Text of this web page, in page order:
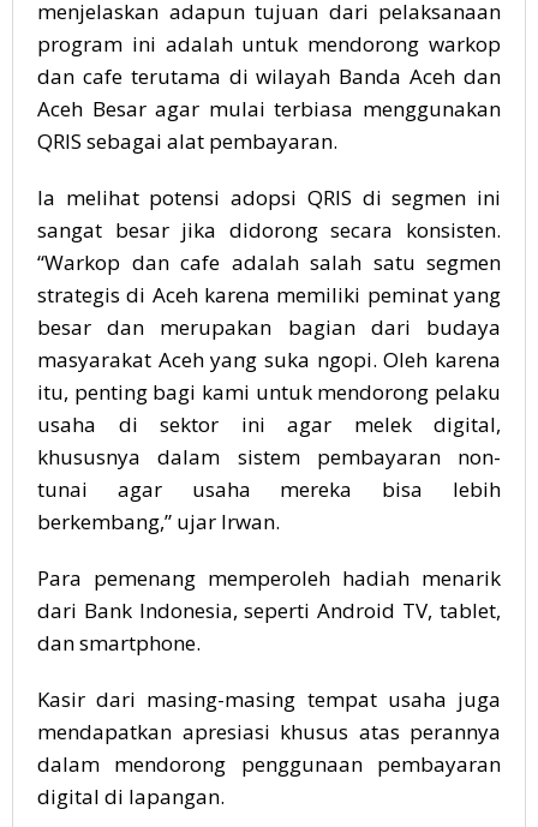
menjelaskan adapun tujuan dari pelaksanaan
program ini adalah untuk mendorong warkop
dan cafe terutama di wilayah Banda Aceh dan
Aceh Besar agar mulai terbiasa menggunakan
QRIS sebagai alat pembayaran.
Ia melihat potensi adopsi QRIS di segmen ini
sangat besar jika didorong secara konsisten.
“Warkop dan cafe adalah salah satu segmen
strategis di Aceh karena memiliki peminat yang
besar dan merupakan bagian dari budaya
masyarakat Aceh yang suka ngopi. Oleh karena
itu, penting bagi kami untuk mendorong pelaku
usaha di sektor ini agar melek digital,
khususnya dalam sistem pembayaran non-
tunai agar usaha mereka bisa lebih
berkembang,” ujar Irwan.
Para pemenang memperoleh hadiah menarik
dari Bank Indonesia, seperti Android TV, tablet,
dan smartphone.
Kasir dari masing-masing tempat usaha juga
mendapatkan apresiasi khusus atas perannya
dalam mendorong penggunaan pembayaran
digital di lapangan.